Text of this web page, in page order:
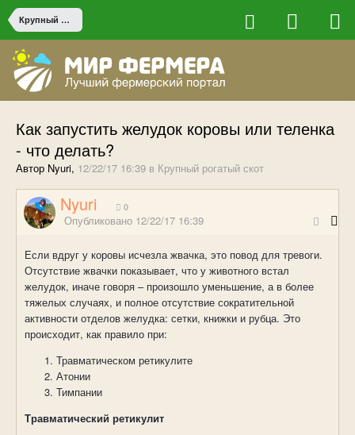
Крупный рогатый скот
Как запустить желудок коровы или теленка
- что делать?
Автор Nyuri, 12/22/17 16:39 в Крупный рогатый скот
Nyuri 0
Опубликовано 12/22/17 16:39
Если вдруг у коровы исчезла жвачка, это повод для тревоги.
Отсутствие жвачки показывает, что у животного встал
желудок, иначе говоря – произошло уменьшение, а в более
тяжелых случаях, и полное отсутствие сократительной
активности отделов желудка: сетки, книжки и рубца. Это
происходит, как правило при:
Травматическом ретикулите
Атонии
Тимпании
Травматический ретикулит